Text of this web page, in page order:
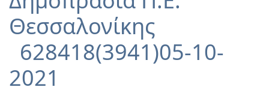
Θεσσαλονίκης
628418(3941)05-10-
2021